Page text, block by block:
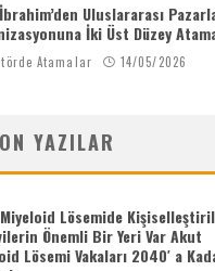
Uluslararası
İki Üst Düzey
Atamalar 14/05/2026
YAZILAR
Lösemide
Önemli Bir Yeri Var Akut
Lösemi Vakaları 2040′ a